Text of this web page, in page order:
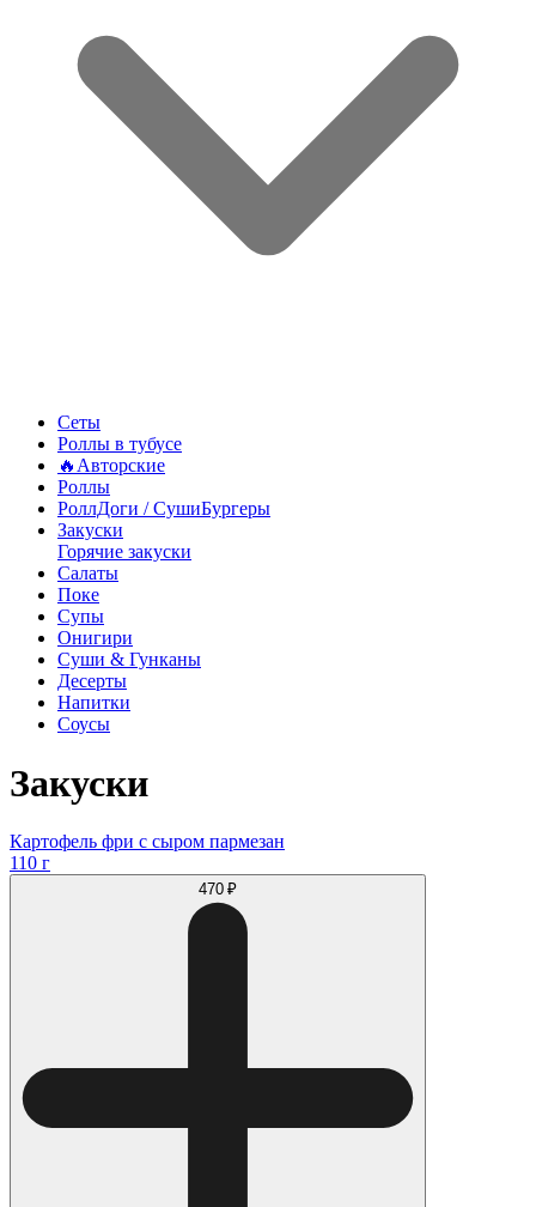
Сеты
Роллы в тубусе
🔥Авторские
Роллы
РоллДоги / СушиБургеры
Закуски
Горячие закуски
Салаты
Поке
Супы
Онигири
Суши & Гунканы
Десерты
Напитки
Соусы
Закуски
Картофель фри с сыром пармезан
110 г
470 ₽